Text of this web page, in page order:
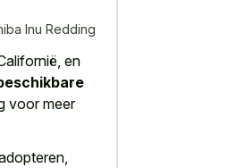
Inu Redding
en
voor meer